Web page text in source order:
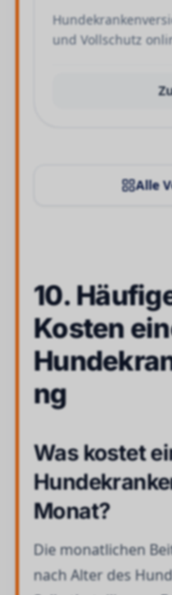
und Vollschutz
Alle
10.
Kosten
ng
Was kostet
Monat?
Die monatlichen
nach Alter des